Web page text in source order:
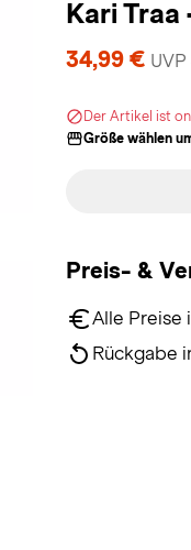
Kari Traa ·
34,99 €
Der Artikel ist
Größe wählen
Preis- &
Alle Preise
Rückgabe